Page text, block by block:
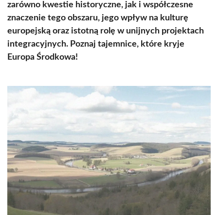
zarówno kwestie historyczne, jak i współczesne
znaczenie tego obszaru, jego wpływ na kulturę
europejską oraz istotną rolę w unijnych projektach
integracyjnych. Poznaj tajemnice, które kryje
Europa Środkowa!